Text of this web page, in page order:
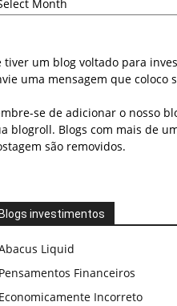
tiver um blog voltado para
uma mensagem que coloco
se de adicionar o nosso
blogroll. Blogs com mais de
são removidos.
investimentos
Liquid
Financeiros
Incorreto